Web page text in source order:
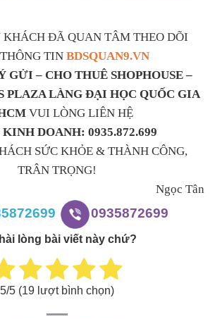
KHÁCH ĐÃ QUAN TÂM THEO DÕI
TIN BDSQUAN9.VN
GỬI – CHO THUÊ SHOPHOUSE –
PLAZA LÀNG ĐẠI HỌC QUỐC GIA
VUI LÒNG LIÊN HỆ
KINH DOANH: 0935.872.699
SỨC KHỎE & THÀNH CÔNG,
TRÂN TRỌNG!
Ngọc Tân
0935872699
lòng bài viết này chứ?
5/5 (19 lượt bình chọn)